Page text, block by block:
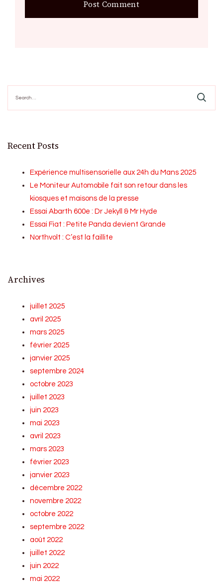
for:
Recent Posts
Expérience multisensorielle aux 24h du Mans 2025
Le Moniteur Automobile fait son retour dans les
kiosques et maisons de la presse
Essai Abarth 600e : Dr Jekyll & Mr Hyde
Essai Fiat : Petite Panda devient Grande
Northvolt : C’est la faillite
Archives
juillet 2025
avril 2025
mars 2025
février 2025
janvier 2025
septembre 2024
octobre 2023
juillet 2023
juin 2023
mai 2023
avril 2023
mars 2023
février 2023
janvier 2023
décembre 2022
novembre 2022
octobre 2022
septembre 2022
août 2022
juillet 2022
juin 2022
mai 2022